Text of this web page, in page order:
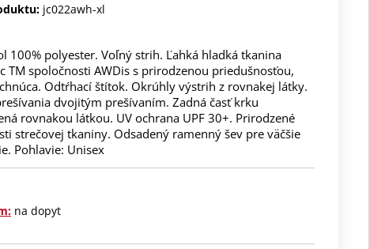
jc022awh-xl
100% polyester. Voľný strih. Ľahká hladká tkanina
TM spoločnosti AWDis s prirodzenou priedušnosťou,
Odtŕhací štítok. Okrúhly výstrih z rovnakej látky.
dvojitým prešívaním. Zadná časť krku
rovnakou látkou. UV ochrana UPF 30+. Prirodzené
strečovej tkaniny. Odsadený ramenný šev pre väčšie
Pohlavie: Unisex
na dopyt